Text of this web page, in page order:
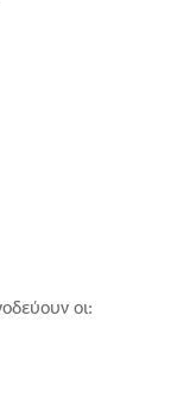
οι: